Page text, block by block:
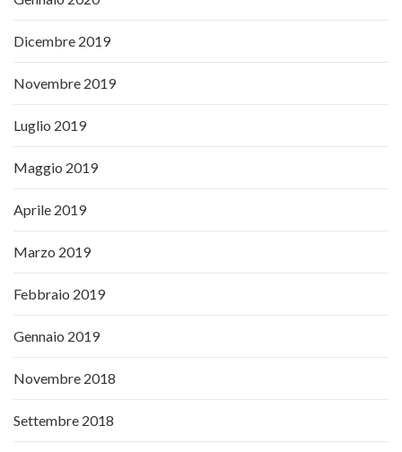
Dicembre 2019
Novembre 2019
Luglio 2019
Maggio 2019
Aprile 2019
Marzo 2019
Febbraio 2019
Gennaio 2019
Novembre 2018
Settembre 2018